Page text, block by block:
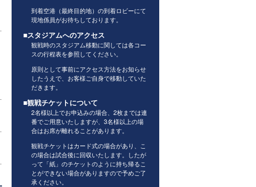
到着空港（最終目的地）の到着ロビーにて
現地係員がお待ちしております。
■スタジアムへのアクセス
観戦時のスタジアム移動に関しては各コー
スの行程表を参照してください。
原則として事前にアクセス方法をお知らせ
したうえで、お客様ご自身で移動していた
だきます。
■観戦チケットについて
2名様以上でお申込みの場合、2枚までは連
番でご用意いたしますが、3名様以上の場
合はお席が離れることがあります。
観戦チケットはカード式の場合があり、こ
の場合は試合後に回収いたします。したが
って「紙」のチケットのように持ち帰るこ
とができない場合がありますので予めご了
承ください。